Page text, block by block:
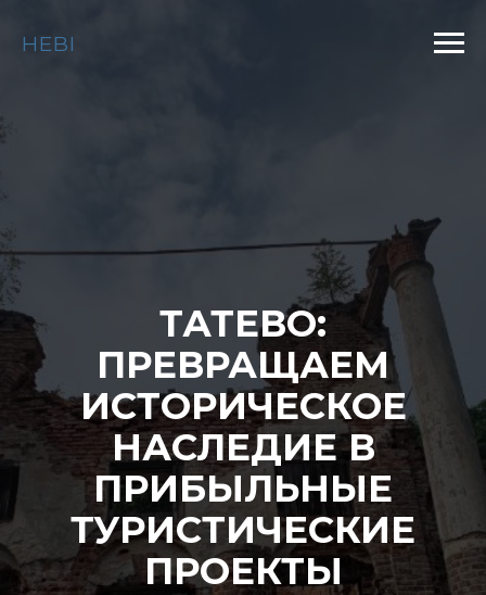
HEBI
ТАТЕВО:
ПРЕВРАЩАЕМ
ИСТОРИЧЕСКОЕ
НАСЛЕДИЕ В
ПРИБЫЛЬНЫЕ
ТУРИСТИЧЕСКИЕ
ПРОЕКТЫ